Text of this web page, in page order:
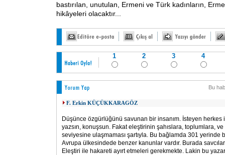
bastırılan, unutulan, Ermeni ve Türk kadınların,
hikâyeleri olacaktır...
1 2 3 4
Bu
F. Erkin KÜÇÜKKARAGÖZ
Düşünce özgürlüğünü savunan bir insanım. İsteyen
yazsın, konuşsun. Fakat eleştirinin şahıslara, toplumlara,
seviyesine ulaşmaması şartıyla. Bu bağlamda 301 yerinde
Avrupa ülkesindede benzer kanunlar vardır. Burada
Eleştiri ile hakareti ayırt etmeleri gerekmekte. Lakin bu